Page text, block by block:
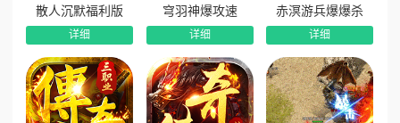
天赋路径，‌一人一套六根‌，成长体验差异化。
道行点兑换系统‌：打怪积累‌道行点‌，可兑换全服所有物
资，包括等值‌真实充值币‌，资源流通透明。
货币BOSS设定‌：所有BOSS均爆‌全类型货币‌，打王即致
富，彻底打破传统氪金壁垒。
散人沉默福利版
详细
穹羽神爆攻速
详细
赤溟游兵爆爆杀
详细